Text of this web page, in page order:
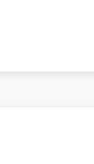
ポジションとして
待遇が期待できるキ